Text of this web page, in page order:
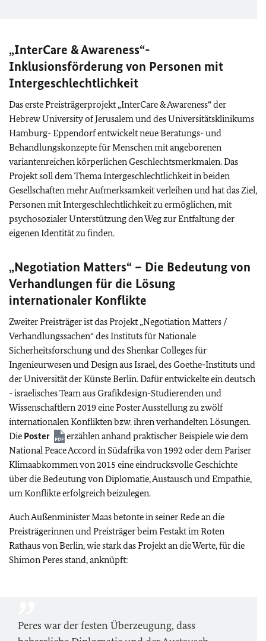
„InterCare & Awareness“-
Inklusionsförderung von Personen mit
Intergeschlechtlichkeit
Das erste Preisträgerprojekt „InterCare & Awareness“ der
Hebrew University of Jerusalem und des Universitätsklinikums
Hamburg- Eppendorf entwickelt neue Beratungs- und
Behandlungskonzepte für Menschen mit angeborenen
variantenreichen körperlichen Geschlechtsmerkmalen. Das
Projekt soll dem Thema Intergeschlechtlichkeit in beiden
Gesellschaften mehr Aufmerksamkeit verleihen und hat das Ziel,
Personen mit Intergeschlechtlichkeit zu ermöglichen, mit
psychosozialer Unterstützung den Weg zur Entfaltung der
eigenen Identität zu finden.
„Negotiation Matters“ – Die Bedeutung von
Verhandlungen für die Lösung
internationaler Konflikte
Zweiter Preisträger ist das Projekt „Negotiation Matters /
Verhandlungssachen“ des Instituts für Nationale
Sicherheitsforschung und des Shenkar Colleges für
Ingenieurwesen und Design aus Israel, des Goethe-Instituts und
der Universität der Künste Berlin. Dafür entwickelte ein deutsch
- israelisches Team aus Grafikdesign-Studierenden und
Wissenschaftlern 2019 eine Poster Ausstellung zu zwölf
internationalen Konflikten bzw. ihren verhandelten Lösungen.
Die Poster
erzählen anhand praktischer Beispiele wie dem
National Peace Accord in Südafrika von 1992 oder dem Pariser
Klimaabkommen von 2015 eine eindrucksvolle Geschichte
über die Bedeutung von Diplomatie, Austausch und Empathie,
um Konflikte erfolgreich beizulegen.
Auch Außenminister Maas betonte in seiner Rede an die
Preisträgerinnen und Preisträger beim Festakt im Roten
Rathaus von Berlin, wie stark das Projekt an die Werte, für die
Shimon Peres stand, anknüpft:
Peres war der festen Überzeugung, dass